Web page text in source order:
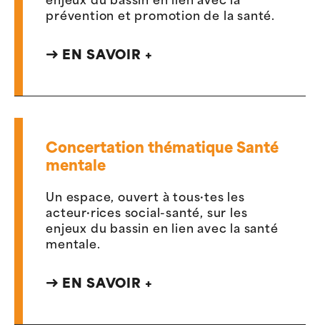
prévention et promotion de la santé.
EN SAVOIR +
Concertation thématique Santé
mentale
Un espace, ouvert à tous·tes les
acteur·rices social-santé, sur les
enjeux du bassin en lien avec la santé
mentale.
EN SAVOIR +